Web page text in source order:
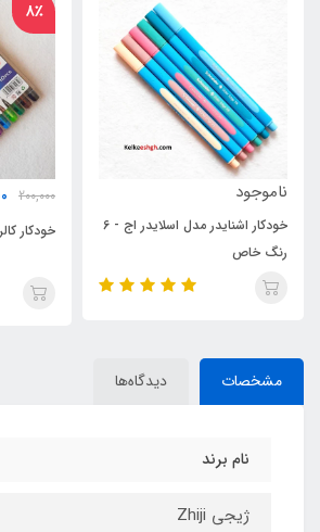
خودکار اشنایدر مدل اسلایدر اج - 6
8٪
خودکار کالرپن 10 رنگ ژیجی
مشخصات دیدگاه‌ها
نام برند
ژیجی Zhiji